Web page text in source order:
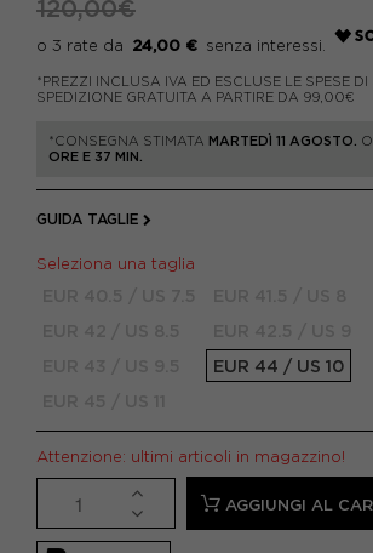
120,00€
24,00 €
*PREZZI INCLUSA IVA ED ESCLUSE LE SPESE DI
SPEDIZIONE GRATUITA A PARTIRE DA 99,00€
*CONSEGNA STIMATA MARTEDÌ 11 AGOSTO.
ORE E 37 MIN.
GUIDA TAGLIE
Seleziona una taglia
EUR 44 / US 10
Attenzione: ultimi articoli in magazzino!
AGGIUNGI AL